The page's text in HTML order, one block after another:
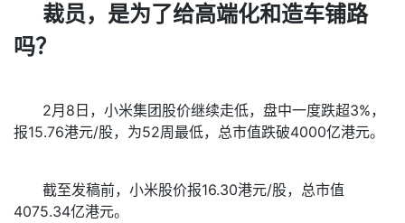
裁员，是为了给高端化和造车铺路
吗？
2月8日，小米集团股价继续走低，盘中一度跌超3%，
报15.76港元/股，为52周最低，总市值跌破4000亿港元。
截至发稿前，小米股价报16.30港元/股，总市值
4075.34亿港元。